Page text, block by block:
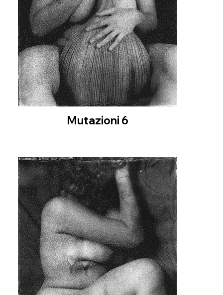
Mutazioni 6